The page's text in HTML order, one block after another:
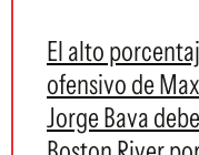
El alto
ofensivo de
Jorge Bava